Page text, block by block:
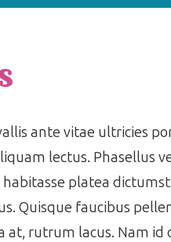
ante vitae ultricies
lectus. Phasellus
platea
Quisque faucibus
at, rutrum lacus. Nam id